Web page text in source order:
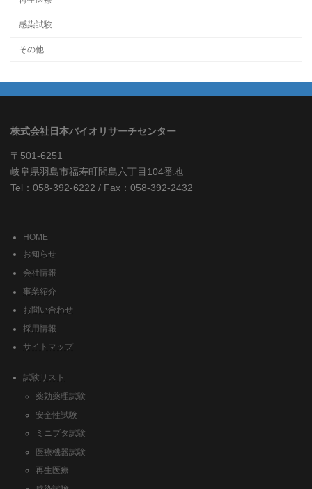
感染試験
その他
株式会社日本バイオリサーチセンター
〒501-6251
岐阜県羽島市福寿町間島六丁目104番地
Tel：058-392-6222 / Fax：058-392-2432
HOME
お知らせ
会社情報
事業紹介
お問い合わせ
採用情報
サイトマップ
試験リスト
薬効薬理試験
安全性試験
ミニブタ試験
医療機器試験
再生医療